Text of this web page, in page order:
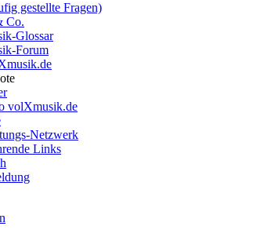
gestellte Fragen)
Co.
Glossar
Forum
volXmusik.de
Netzwerk
Links